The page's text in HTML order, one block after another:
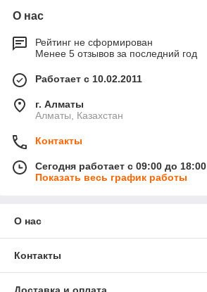
О нас
Рейтинг не сформирован
Менее 5 отзывов за последний год
Работает с 10.02.2011
г. Алматы
Алматы, Казахстан
Контакты
Сегодня работает с 09:00 до 18:00
Показать весь график работы
О нас
Контакты